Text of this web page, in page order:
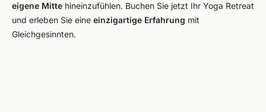
eigene Mitte hineinzufühlen. Buchen Sie jetzt Ihr Yoga Retreat
und erleben Sie eine einzigartige Erfahrung mit
Gleichgesinnten.